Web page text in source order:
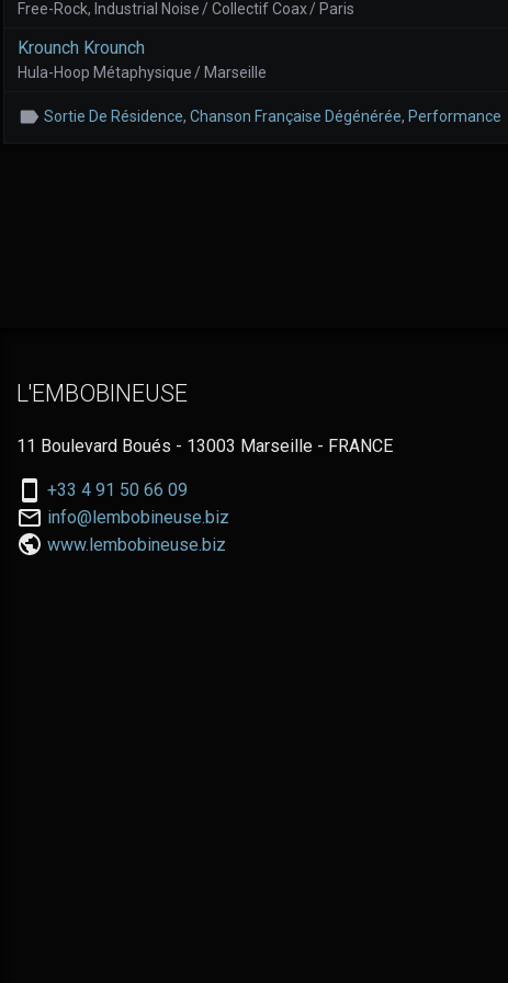
Free-Rock, Industrial Noise / Collectif Coax / Paris
Krounch Krounch
Hula-Hoop Métaphysique / Marseille
Sortie De Résidence, Chanson Française Dégénérée, Performance
L'EMBOBINEUSE
11 Boulevard Boués - 13003 Marseille - FRANCE
Nous
téléphoner
au:
+33 4 91 50 66 09
Nous
contacter
info@lembobineuse.biz
www.lembobineuse.biz